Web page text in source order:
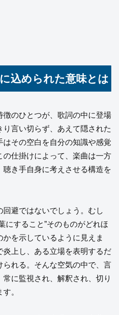
込められた意味とは
徴のひとつが、歌詞の中に登場
言い切らず、あえて隠された
その空白を自分の知識や感覚
の仕掛けによって、楽曲は一方
き手自身に考えさせる構造を
避ではないでしょう。むし
にすること”そのものがどれほ
を示しているように見えま
上し、ある立場を表明するだ
られる。そんな空気の中で、言
に監視され、解釈され、切り
。